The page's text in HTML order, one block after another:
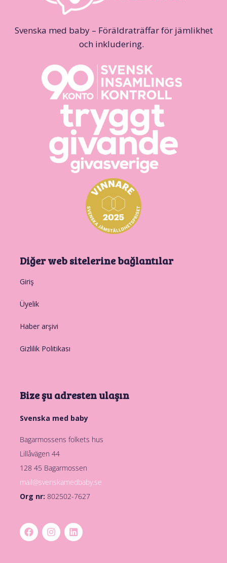
Svenska med baby – Föräldraträffar för jämlikhet
och inkludering.
Diğer web sitelerine bağlantılar
Giriş
Üyelik
Haber arşivi
Gizlilik Politikası
Bize şu adresten ulaşın
Svenska med baby
Bagarmossens folkets hus
Lillåvägen 44
128 45 Bagarmossen
mail@svenskamedbaby.se
Org nr: 802502-7627